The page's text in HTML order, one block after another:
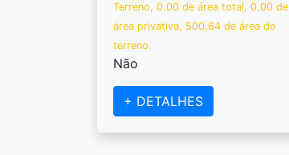
Terreno, 0.00 de área total, 0.00 de
área privativa, 500.64 de área do
terreno.
Não
+ DETALHES